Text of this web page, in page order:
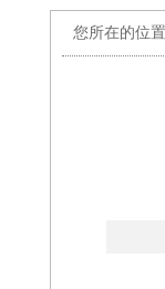
您所在的位